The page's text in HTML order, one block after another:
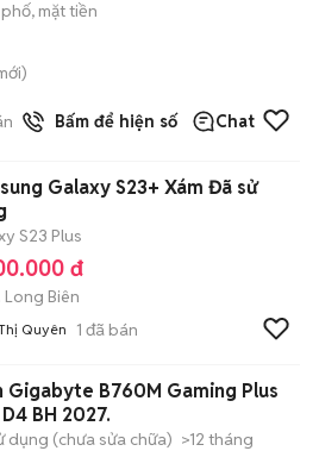
mặt tiền
Bấm để hiện số Chat
Galaxy S23+ Xám Đã sử
S23 Plus
đ
Long Biên
Quyên 1 đã bán
Gigabyte B760M Gaming Plus
BH 2027.
dụng (chưa sửa chữa) >12 tháng